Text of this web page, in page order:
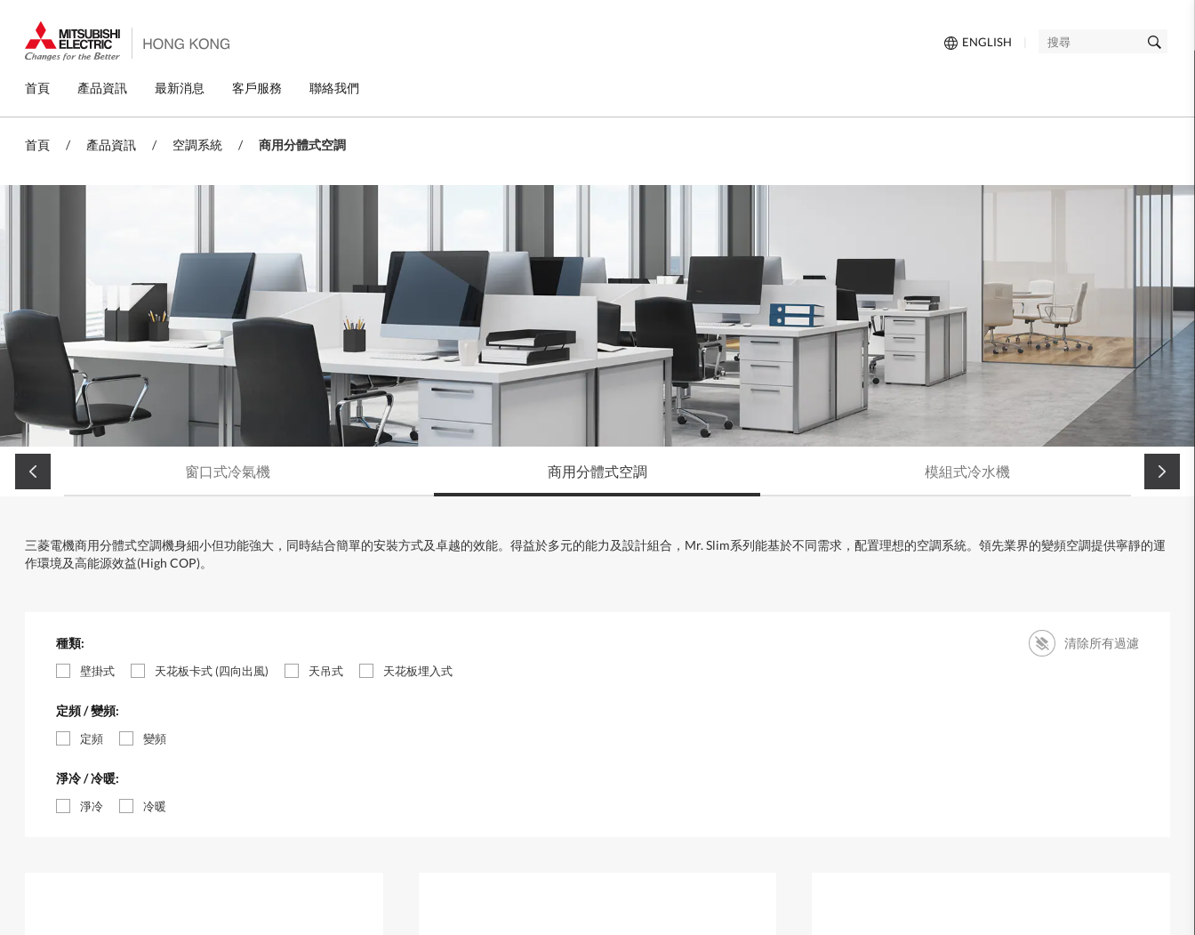
ENGLISH 搜
主
導
覽
首頁 產品資訊 最新消息 客戶服務 聯絡我們
首頁 / 產品資訊 / 空調系統 / 商用分體式空調
窗口式冷氣機 商用分體式空調 模組式冷水機
三菱電機商用分體式空調機身細小但功能強大，同時結合簡單的安裝方式及卓越的效能。得益於多元的能力及設計組合，Mr. Slim系列能基於不同需求，配置理想的空調系統。領先業界的變頻空調提供寧靜的運
作環境及高能源效益(High COP)。
種類:
壁掛式 天花板卡式 (四向出風) 天吊式 天花板埋入式
定頻 / 變頻:
定頻 變頻
淨冷 / 冷暖:
淨冷 冷暖
清除所有過濾